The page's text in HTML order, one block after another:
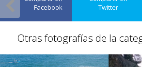
Facebook
Twitter
Otras fotografías de la